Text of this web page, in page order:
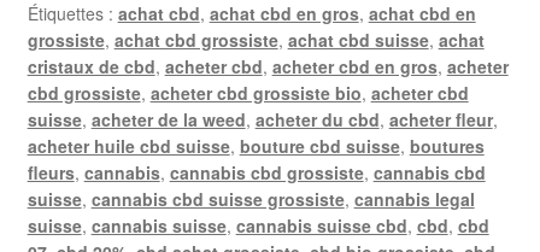
Étiquettes : achat cbd, achat cbd en gros, achat cbd en
grossiste, achat cbd grossiste, achat cbd suisse, achat
cristaux de cbd, acheter cbd, acheter cbd en gros, acheter
cbd grossiste, acheter cbd grossiste bio, acheter cbd
suisse, acheter de la weed, acheter du cbd, acheter fleur,
acheter huile cbd suisse, bouture cbd suisse, boutures
fleurs, cannabis, cannabis cbd grossiste, cannabis cbd
suisse, cannabis cbd suisse grossiste, cannabis legal
suisse, cannabis suisse, cannabis suisse cbd, cbd, cbd